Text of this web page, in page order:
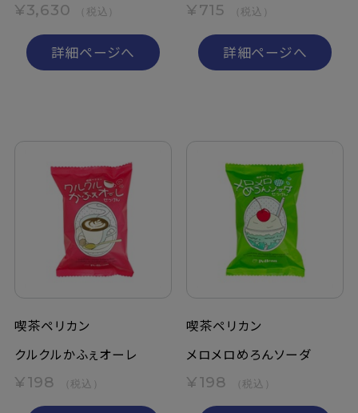
¥3,630 （税込）
詳細ページへ
¥715 （税込）
詳細ページへ
喫茶ペリカン
クルクルかふぇオーレ
¥198 （税込）
喫茶ペリカン
メロメロめろんソーダ
¥198 （税込）